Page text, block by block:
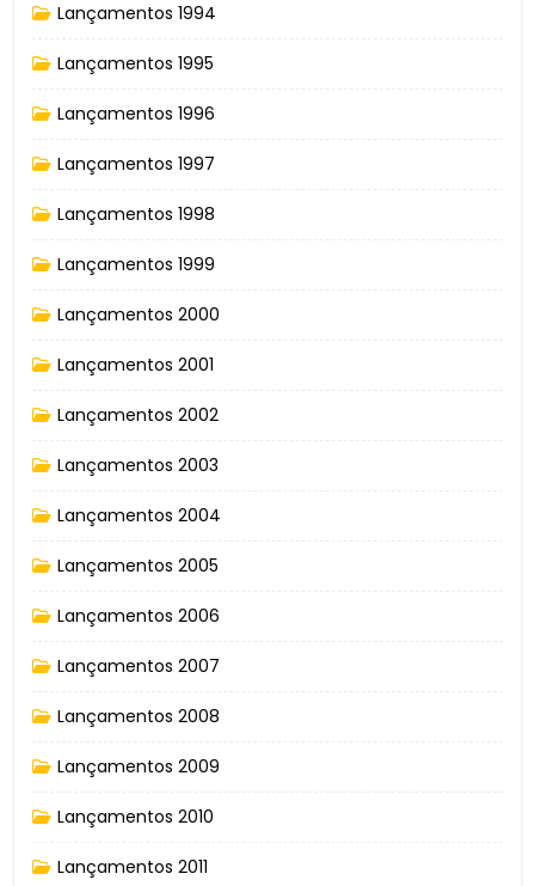
Lançamentos 1994
Lançamentos 1995
Lançamentos 1996
Lançamentos 1997
Lançamentos 1998
Lançamentos 1999
Lançamentos 2000
Lançamentos 2001
Lançamentos 2002
Lançamentos 2003
Lançamentos 2004
Lançamentos 2005
Lançamentos 2006
Lançamentos 2007
Lançamentos 2008
Lançamentos 2009
Lançamentos 2010
Lançamentos 2011